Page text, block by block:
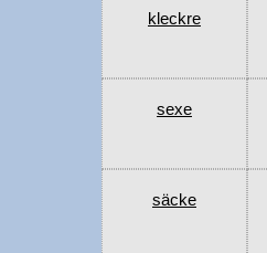
kleckre
sexe
säcke